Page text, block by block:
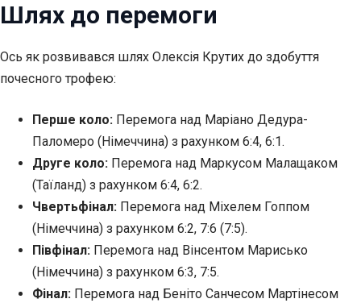
Шлях до перемоги
Ось як розвивався шлях Олексія Крутих до здобуття
почесного трофею:
Перше коло: Перемога над Маріано Дедура-
Паломеро (Німеччина) з рахунком 6:4, 6:1.
Друге коло: Перемога над Маркусом Малащаком
(Таїланд) з рахунком 6:4, 6:2.
Чвертьфінал: Перемога над Міхелем Гоппом
(Німеччина) з рахунком 6:2, 7:6 (7:5).
Півфінал: Перемога над Вінсентом Марисько
(Німеччина) з рахунком 6:3, 7:5.
Фінал: Перемога над Беніто Санчесом Мартінесом